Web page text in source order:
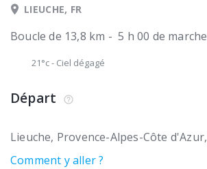
LIEUCHE, FR
Boucle de 13,8 km - 5 h 00 de marche
21°c- Ciel dégagé
Départ
Lieuche Provence-Alpes-Côte d'Azur
Comment y aller ?